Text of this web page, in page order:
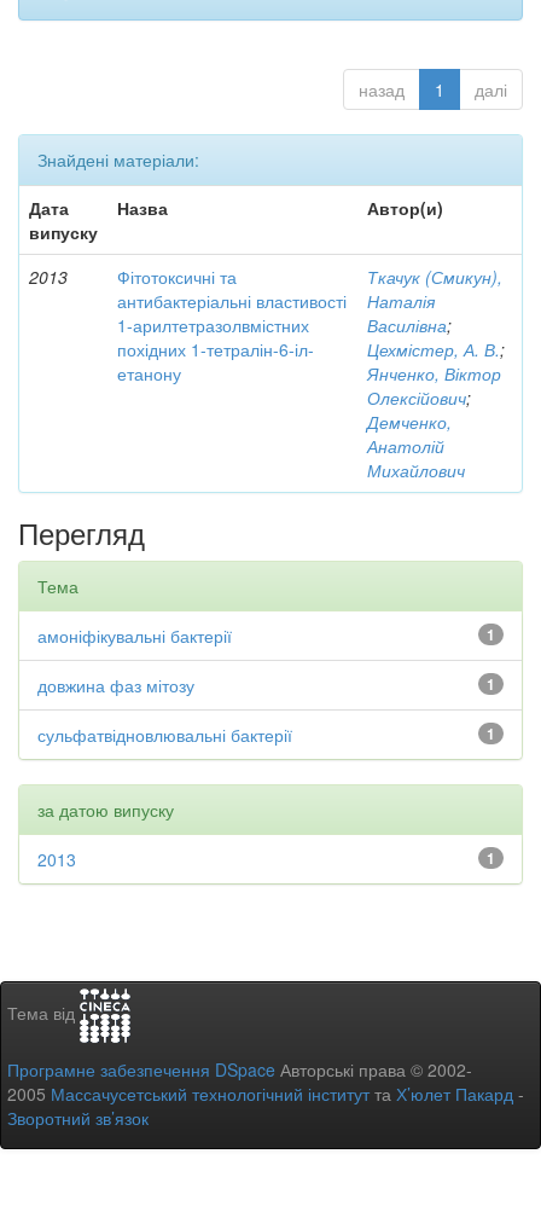
назад 1 далі
Знайдені матеріали:
Дата
випуску
Назва Автор(и)
2013
Фітотоксичні та
антибактеріальні властивості
1-арилтетразолвмістних
похідних 1-тетралін-6-іл-
етанону
Ткачук (Смикун),
Наталія
Василівна;
Цехмістер, А. В.;
Янченко, Віктор
Олексійович;
Демченко,
Анатолій
Михайлович
Перегляд
Тема
1
амоніфікувальні бактерії
1
довжина фаз мітозу
1
сульфатвідновлювальні бактерії
за датою випуску
1
2013
Тема від
Програмне забезпечення DSpace Авторські права © 2002-
2005 Массачусетський технологічний інститутта Х’юлет Пакард -
Зворотний зв’язок